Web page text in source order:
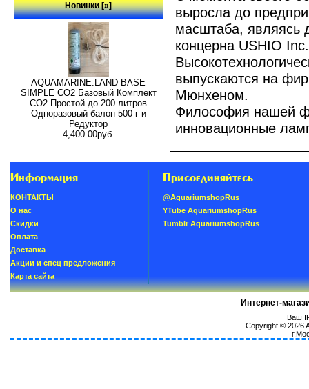
Новинки [»]
AQUAMARINE.LAND BASE
SIMPLE СО2 Базовый Комплект
СО2 Простой до 200 литров
Одноразовый балон 500 г и
Редуктор
4,400.00руб.
выросла до
масштаба, являясь
концерна USHIO
выпускаются на
Мюнхеном.
Философия нашей
инновационные
Информация
КОНТАКТЫ
О нас
Скидки
Oплатa
Доставка
Акции и спец предложения
Карта сайта
Присоединяйтесь
@AquariumshopRus
YTube AquariumshopRus
Tumblr AquariumshopRus
Интернет-
Ваш
Copyright © 2026